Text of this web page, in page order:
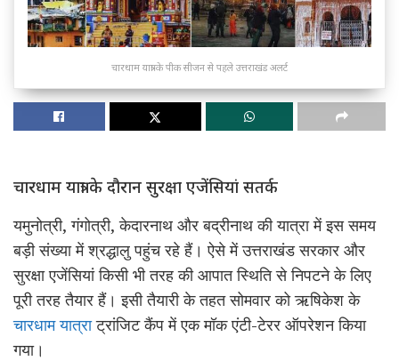
चारधाम यात्रा के पीक सीजन से पहले उत्तराखंड अलर्ट
चारधाम यात्रा के दौरान सुरक्षा एजेंसियां सतर्क
यमुनोत्री, गंगोत्री, केदारनाथ और बद्रीनाथ की यात्रा में इस समय
बड़ी संख्या में श्रद्धालु पहुंच रहे हैं। ऐसे में उत्तराखंड सरकार और
सुरक्षा एजेंसियां किसी भी तरह की आपात स्थिति से निपटने के लिए
पूरी तरह तैयार हैं। इसी तैयारी के तहत सोमवार को ऋषिकेश के
चारधाम यात्राट्रांजिट कैंप में एक मॉक एंटी-टेरर ऑपरेशन किया
गया।